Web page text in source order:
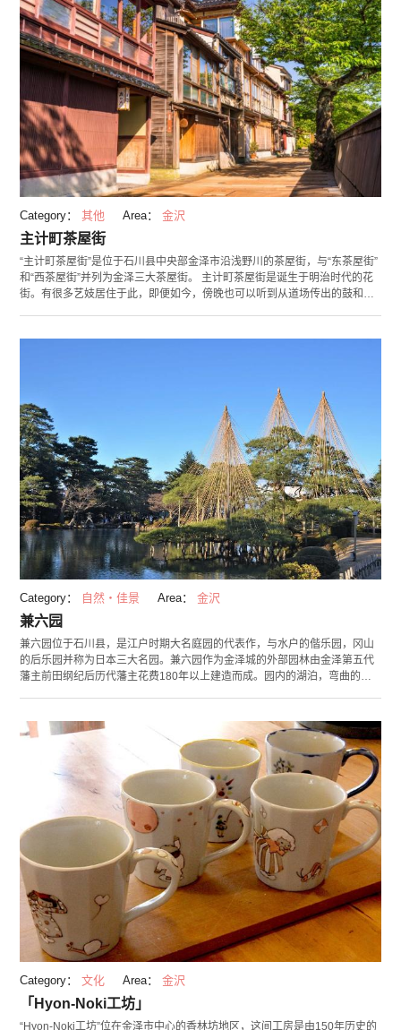
馆商店和咖啡厅“茶房古九谷”，这里常常会举办饮茶会、陶瓷鉴赏会、现代
作家作品展示等各式各样的活动。 （照片来源：石川县九谷烧美术馆）
Category： 其他 Area： 金沢
主计町茶屋街
“主计町茶屋街”是位于石川县中央部金泽市沿浅野川的茶屋街，与“东茶屋街”
和“西茶屋街”并列为金泽三大茶屋街。 主计町茶屋街是诞生于明治时代的花
街。有很多艺妓居住于此，即便如今，傍晚也可以听到从道场传出的鼓和三
点亮橙色的街灯。如果散步于人烟稀少的幽闭小路，应该可沉浸于古都金泽
Category： 自然・佳景 Area： 金沢
兼六园
兼六园位于石川县，是江户时期大名庭园的代表作，与水户的偕乐园，冈山
的后乐园并称为日本三大名园。兼六园作为金泽城的外部园林由金泽第五代
藩主前田纲纪后历代藩主花费180年以上建造而成。园内的湖泊，弯曲的流
季活动，其中，秋末冬初举办的雪吊灯光秀更是不可错过。
Category： 文化 Area： 金沢
「Hyon-Noki工坊」
“Hyon-Noki工坊”位在金泽市中心的香林坊地区，这间工房是由150年历史的